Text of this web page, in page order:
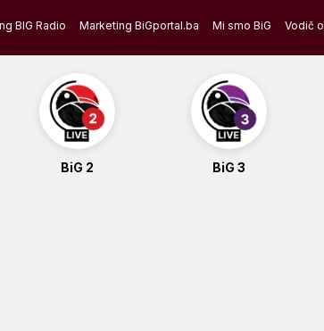
BIG Radio Marketing BiGportal.ba Mi smo BiG Vodič
BiG 2 BiG 3